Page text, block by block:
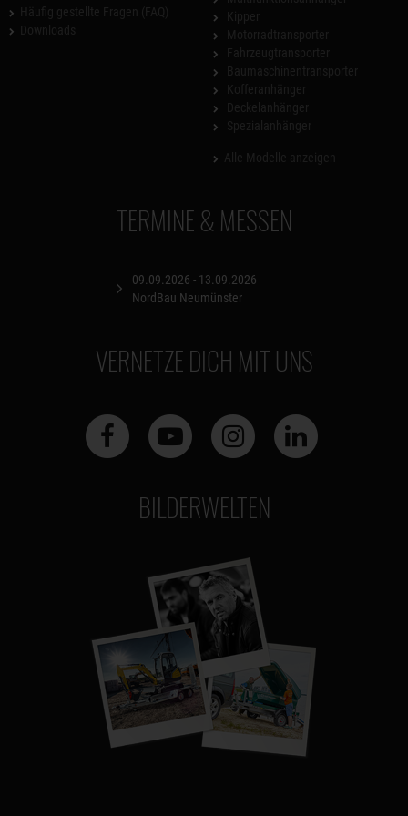
TERMINE & MESSEN
09.09.2026 - 13.09.2026
NordBau Neumünster
VERNETZE DICH MIT UNS
BILDERWELTEN